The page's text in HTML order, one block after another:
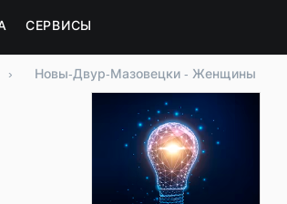
СЕРВИСЫ
› Новы-Двур-Мазовецки - Женщины